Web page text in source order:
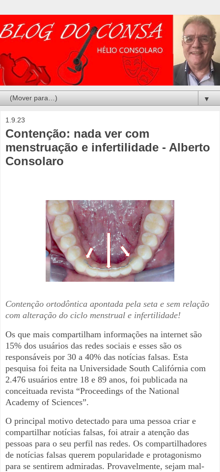
▼
1.9.23
Contenção: nada ver com
menstruação e infertilidade - Alberto
Consolaro
Contenção ortodôntica apontada pela seta e sem relação
com alteração do ciclo menstrual e infertilidade!
Os que mais compartilham informações na internet são
15% dos usuários das redes sociais e esses são os
responsáveis por 30 a 40% das notícias falsas. Esta
pesquisa foi feita na Universidade South Califórnia com
2.476 usuários entre 18 e 89 anos, foi publicada na
conceituada revista “Proceedings of the National
Academy of Sciences”.
O principal motivo detectado para uma pessoa criar e
compartilhar notícias falsas, foi atrair a atenção das
pessoas para o seu perfil nas redes. Os compartilhadores
de notícias falsas querem popularidade e protagonismo
para se sentirem admiradas. Provavelmente, sejam mal-